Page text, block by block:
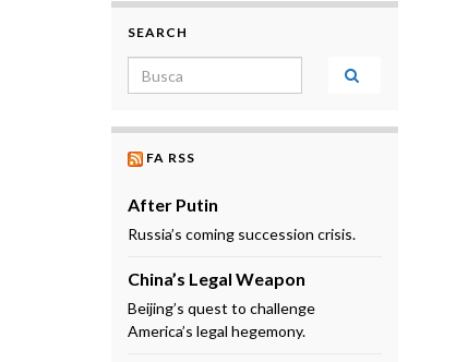
SEARCH
Search for:
FA RSS
After Putin
Russia’s coming succession crisis.
China’s Legal Weapon
Beijing’s quest to challenge
America’s legal hegemony.